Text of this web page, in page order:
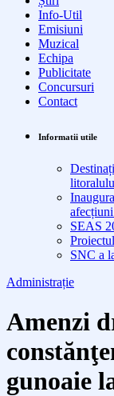
Info-Util
Emisiuni
Muzical
Echipa
Publicitate
Concursuri
Contact
Informatii utile
SEAS
SNC a
Administrație
Amenzi
gunoaie